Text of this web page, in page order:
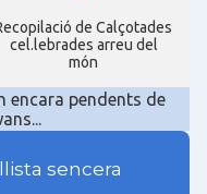
de Calçotades
cel.lebrades arreu del
món
encara pendents de
sencera